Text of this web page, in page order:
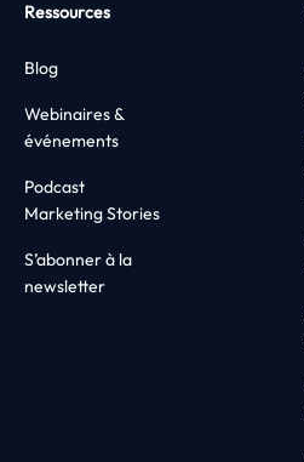
Ressources
Blog
Webinaires &
événements
Podcast
Marketing Stories
S’abonner à la
newsletter